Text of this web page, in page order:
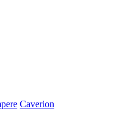
Caverion